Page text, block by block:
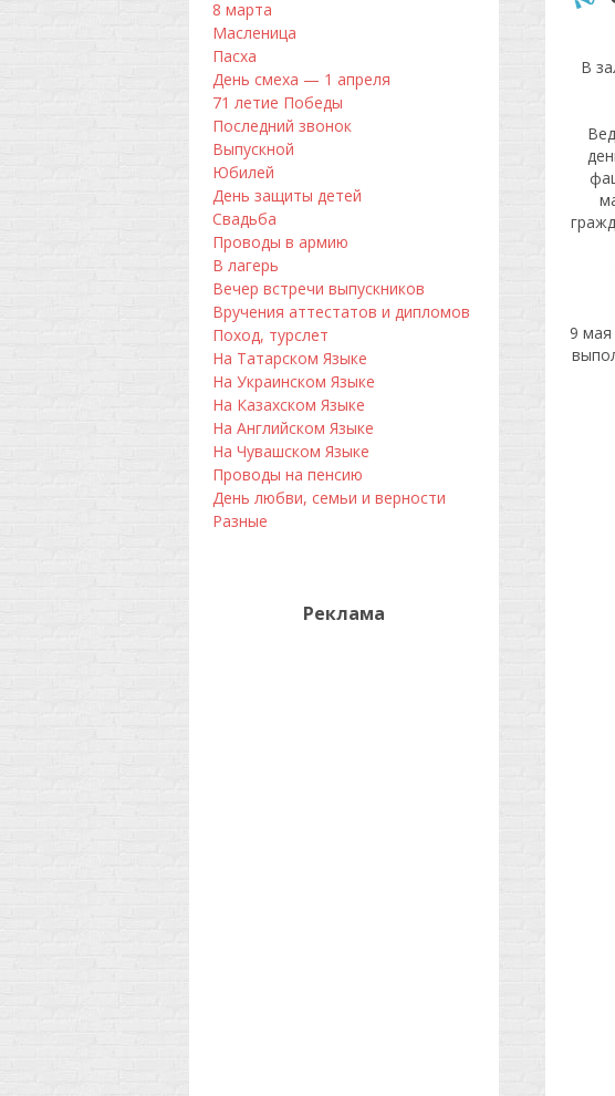
В
9
8 марта
Масленица
Пасха
День смеха — 1 апреля
71 летие Победы
Последний звонок
Выпускной
Юбилей
День защиты детей
Свадьба
Проводы в армию
В лагерь
Вечер встречи выпускников
Вручения аттестатов и дипломов
Поход, турслет
На Татарском Языке
На Украинском Языке
На Казахском Языке
На Английском Языке
На Чувашском Языке
Проводы на пенсию
День любви, семьи и верности
Разные
Реклама